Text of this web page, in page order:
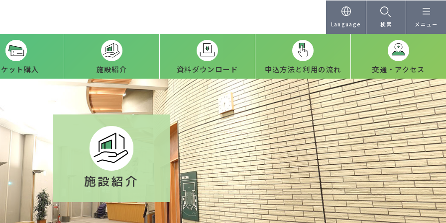
Language 検索 メニュー
ット購入 施設紹介 資料ダウンロード 申込方法と利用の流れ 交通・アクセス
施設紹介